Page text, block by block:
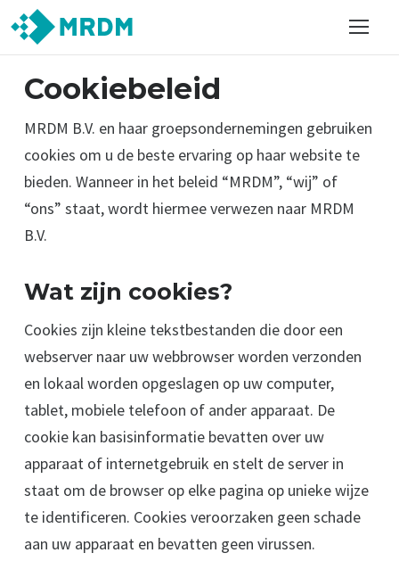
Cookiebeleid
MRDM B.V. en haar groepsondernemingen gebruiken
cookies om u de beste ervaring op haar website te
bieden. Wanneer in het beleid “MRDM”, “wij” of
“ons” staat, wordt hiermee verwezen naar MRDM
B.V.
Wat zijn cookies?
Cookies zijn kleine tekstbestanden die door een
webserver naar uw webbrowser worden verzonden
en lokaal worden opgeslagen op uw computer,
tablet, mobiele telefoon of ander apparaat. De
cookie kan basisinformatie bevatten over uw
apparaat of internetgebruik en stelt de server in
staat om de browser op elke pagina op unieke wijze
te identificeren. Cookies veroorzaken geen schade
aan uw apparaat en bevatten geen virussen.